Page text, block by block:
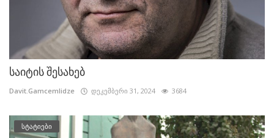
საიტის შესახებ
Davit.Gamcemlidze დეკემბერი 31, 2024 3684
სტატიები